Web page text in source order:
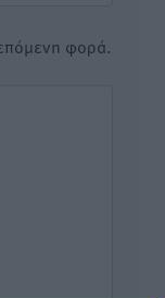
φορά.